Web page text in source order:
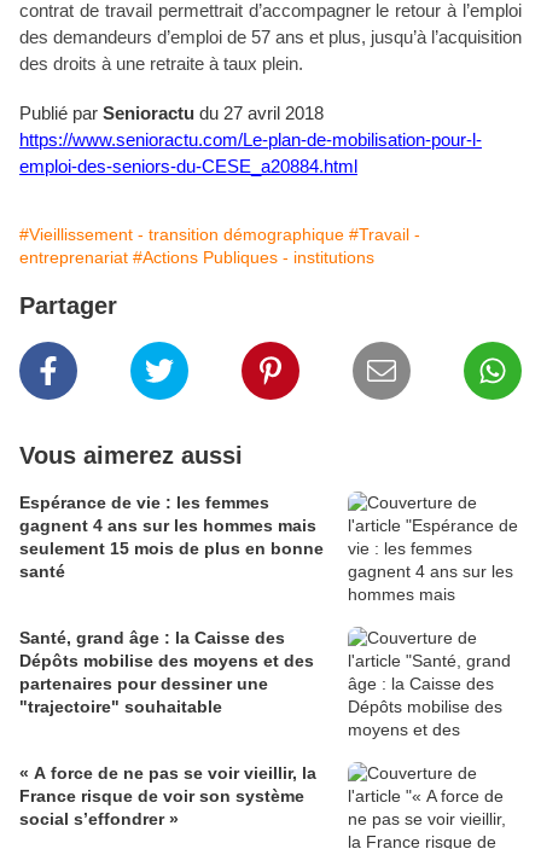
contrat de travail permettrait d’accompagner le retour à l’emploi
des demandeurs d’emploi de 57 ans et plus, jusqu’à l’acquisition
des droits à une retraite à taux plein.
Publié par Senioractu du 27 avril 2018
https://www.senioractu.com/Le-plan-de-mobilisation-pour-l-
emploi-des-seniors-du-CESE_a20884.html
#Vieillissement - transition démographique #Travail -
entreprenariat #Actions Publiques - institutions
Partager
Vous aimerez aussi
Espérance de vie : les femmes
gagnent 4 ans sur les hommes mais
seulement 15 mois de plus en bonne
santé
Santé, grand âge : la Caisse des
Dépôts mobilise des moyens et des
partenaires pour dessiner une
"trajectoire" souhaitable
« A force de ne pas se voir vieillir, la
France risque de voir son système
social s’effondrer »